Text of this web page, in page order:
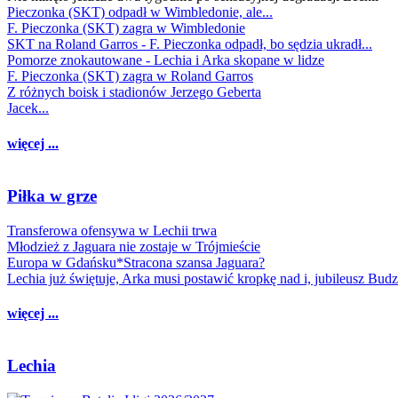
Pieczonka (SKT) odpadł w Wimbledonie, ale...
F. Pieczonka (SKT) zagra w Wimbledonie
SKT na Roland Garros - F. Pieczonka odpadł, bo sędzia ukradł...
Pomorze znokautowane - Lechia i Arka skopane w lidze
F. Pieczonka (SKT) zagra w Roland Garros
Z różnych boisk i stadionów Jerzego Geberta
Jacek...
więcej ...
Piłka w grze
Transferowa ofensywa w Lechii trwa
Młodzież z Jaguara nie zostaje w Trójmieście
Europa w Gdańsku*Stracona szansa Jaguara?
Lechia już świętuje, Arka musi postawić kropkę nad i, jubileusz
więcej ...
Lechia